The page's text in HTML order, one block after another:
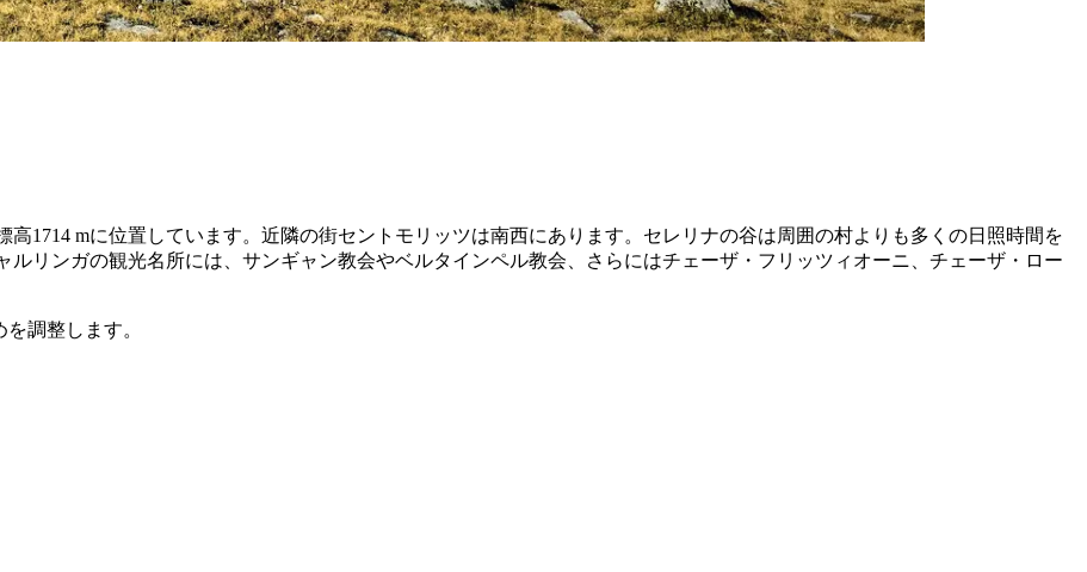
1714 mに位置しています。近隣の街セントモリッツは南西にあります。セレリナの谷は周囲の村よりも多くの日照時間を
リンガの観光名所には、サンギャン教会やベルタインペル教会、さらにはチェーザ・フリッツィオーニ、チェーザ・ロー
調整します。